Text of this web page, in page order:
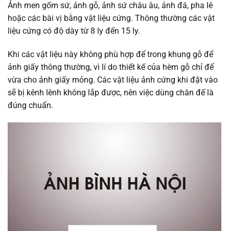
Ảnh men gốm sứ, ảnh gỗ, ảnh sứ châu âu, ảnh đá, pha lê
hoặc các bài vị bằng vật liệu cứng. Thông thường các vật
liệu cứng có độ dày từ 8 ly đến 15 ly.
Khi các vật liệu này không phù hợp để trong khung gỗ để
ảnh giấy thông thường, vì lí do thiết kế của hèm gỗ chỉ để
vừa cho ảnh giấy mỏng. Các vật liệu ảnh cứng khi đặt vào
sẽ bị kênh lênh không lắp được, nên việc dùng chân đế là
đúng chuẩn.